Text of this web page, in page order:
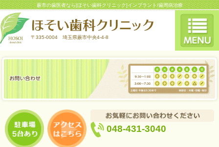
蕨市の歯医者なら[ほそい歯科クリニック]インプラント/歯周病治療
〒335-0004 埼玉県蕨市中央4-4-8
048-431-3040